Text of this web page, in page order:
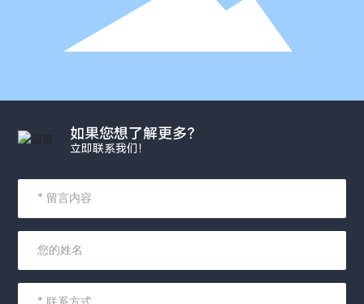
如果您想了解更多？
立即联系我们！